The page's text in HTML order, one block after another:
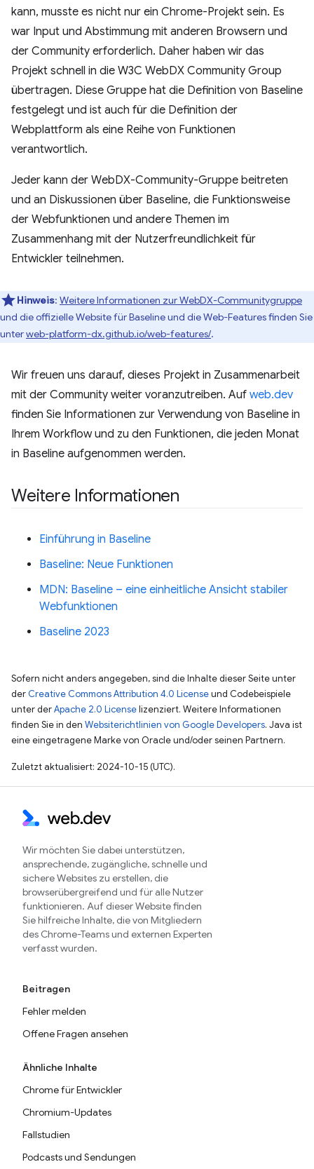
kann, musste es nicht nur ein Chrome-Projekt sein. Es
war Input und Abstimmung mit anderen Browsern und
der Community erforderlich. Daher haben wir das
Projekt schnell in die W3C WebDX Community Group
übertragen. Diese Gruppe hat die Definition von Baseline
festgelegt und ist auch für die Definition der
Webplattform als eine Reihe von Funktionen
verantwortlich.
Jeder kann der WebDX-Community-Gruppe beitreten
und an Diskussionen über Baseline, die Funktionsweise
der Webfunktionen und andere Themen im
Zusammenhang mit der Nutzerfreundlichkeit für
Entwickler teilnehmen.
Hinweis: Weitere Informationen zur WebDX-Communitygruppe
und die offizielle Website für Baseline und die Web-Features finden Sie
unterweb-platform-dx.github.io/web-features/.
Wir freuen uns darauf, dieses Projekt in Zusammenarbeit
mit der Community weiter voranzutreiben. Auf web.dev
finden Sie Informationen zur Verwendung von Baseline in
Ihrem Workflow und zu den Funktionen, die jeden Monat
in Baseline aufgenommen werden.
Weitere Informationen
Einführung in Baseline
Baseline: Neue Funktionen
MDN: Baseline – eine einheitliche Ansicht stabiler
Webfunktionen
Baseline 2023
Sofern nicht anders angegeben, sind die Inhalte dieser Seite unter
der Creative Commons Attribution 4.0 Licenseund Codebeispiele
unter derApache 2.0 Licenselizenziert. Weitere Informationen
finden Sie in den Websiterichtlinien von Google Developers. Java ist
eine eingetragene Marke von Oracle und/oder seinen Partnern.
Zuletzt aktualisiert: 2024-10-15 (UTC).
Wir möchten Sie dabei unterstützen,
ansprechende, zugängliche, schnelle und
sichere Websites zu erstellen, die
browserübergreifend und für alle Nutzer
funktionieren. Auf dieser Website finden
Sie hilfreiche Inhalte, die von Mitgliedern
des Chrome-Teams und externen Experten
verfasst wurden.
Beitragen
Fehler melden
Offene Fragen ansehen
Ähnliche Inhalte
Chrome für Entwickler
Chromium-Updates
Fallstudien
Podcasts und Sendungen